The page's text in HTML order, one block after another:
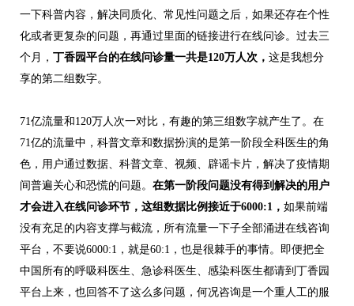
一下科普内容，解决同质化、常见性问题之后，如果还存在个性
化或者更复杂的问题，再通过里面的链接进行在线问诊。过去三
个月， 丁香园平台的在线问诊量一共是120万人次， 这是我想分
享的第二组数字。
71亿流量和120万人次一对比，有趣的第三组数字就产生了。在
71亿的流量中，科普文章和数据扮演的是第一阶段全科医生的角
色，用户通过数据、科普文章、视频、辟谣卡片，解决了疫情期
间普遍关心和恐慌的问题。 在第一阶段问题没有得到解决的用户
才会进入在线问诊环节，这组数据比例接近于6000:1， 如果前端
没有充足的内容支撑与截流，所有流量一下子全部涌进在线咨询
平台，不要说6000:1，就是60:1，也是很棘手的事情。即便把全
中国所有的呼吸科医生、急诊科医生、感染科医生都请到丁香园
平台上来，也回答不了这么多问题，何况咨询是一个重人工的服